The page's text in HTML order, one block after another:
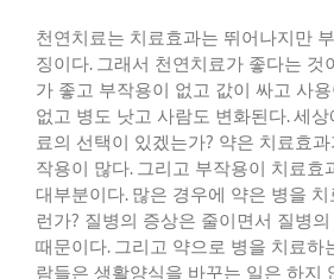
천연치료는 치료효과는 뛰어나지만
징이다. 그래서 천연치료가 좋다는 것
가 좋고 부작용이 없고 값이 싸고 사
없고 병도 낫고 사람도 변화된다.세상
료의 선택이 있겠는가? 약은 치료효
작용이 많다. 그리고 부작용이 치료효
대부분이다. 많은 경우에 약은 병을
런가? 질병의 증상은 줄이면서 질병
때문이다. 그리고 약으로 병을 치료하
람들은 생활양식을 바꾸는 일은 하지